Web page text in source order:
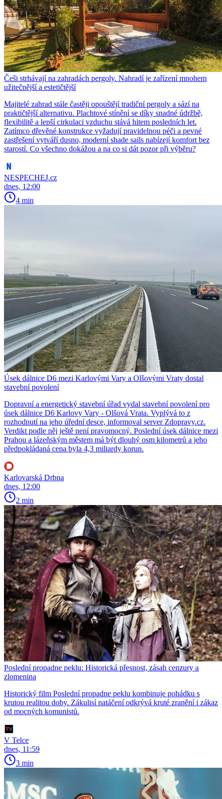
Češi strhávají na zahradách pergoly. Nahradí je zařízení mnohem
užitečnější a estetičtější
Majitelé zahrad stále častěji opouštějí tradiční pergoly a sází na
praktičtější alternativu. Plachtové stínění se díky snadné údržbě,
flexibilitě a lepší cirkulaci vzduchu stává hitem posledních let.
Zatímco dřevěné konstrukce vyžadují pravidelnou péči a pevné
zastřešení vytváří dusno, moderní shade sails nabízejí komfort bez
starostí. Co všechno dokážou a na co si dát pozor při výběru?
NESPECHEJ.cz
dnes, 12:00
4 min
Úsek dálnice D6 mezi Karlovými Vary a Olšovými Vraty dostal
stavební povolení
Dopravní a energetický stavební úřad vydal stavební povolení pro
úsek dálnice D6 Karlovy Vary - Olšová Vrata. Vyplývá to z
rozhodnutí na jeho úřední desce, informoval server Zdopravy.cz.
Verdikt podle něj ještě není pravomocný. Poslední úsek dálnice mezi
Prahou a lázeňským městem má být dlouhý osm kilometrů a jeho
předpokládaná cena byla 4,3 miliardy korun.
Karlovarská Drbna
dnes, 12:00
2 min
Poslední propadne peklu: Historická přesnost, zásah cenzury a
zlomenina
Historický film Poslední propadne peklu kombinuje pohádku s
krutou realitou doby. Zákulisí natáčení odkrývá kruté zranění i zákaz
od mocných komunistů.
V Telce
dnes, 11:59
3 min